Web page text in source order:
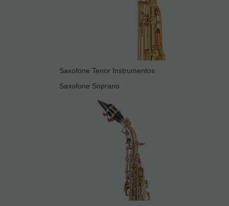
Saxofone Tenor Instrumentos
Saxofone Soprano